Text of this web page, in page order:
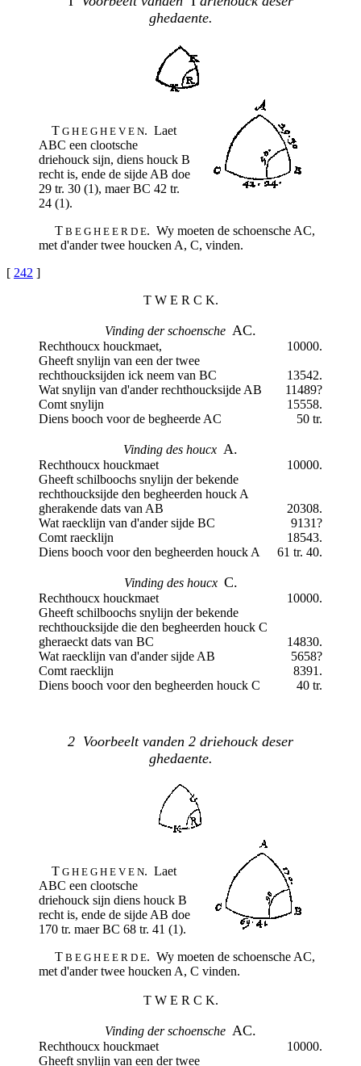
ghedaente.
T G H E G H E V E N. Laet
ABC een clootsche
driehouck sijn, diens houck B
recht is, ende de sijde AB doe
29 tr. 30 (1), maer BC 42 tr.
24 (1).
T B E G H E E R D E. Wy moeten de schoensche AC,
met d'ander twee houcken A, C, vinden.
[ 242 ]
T W E R C K.
Vinding der schoensche AC.
Rechthoucx houckmaet,
10000.
Gheeft snylijn van een der twee
rechthoucksijden ick neem van BC
13542.
Wat snylijn van d'ander rechthoucksijde AB
11489?
Comt snylijn
15558.
Diens booch voor de begheerde AC
50 tr.
Vinding des houcx A.
Rechthoucx houckmaet
10000.
Gheeft schilboochs snylijn der bekende
rechthoucksijde den begheerden houck A
gherakende dats van AB
20308.
Wat raecklijn van d'ander sijde BC
9131?
Comt raecklijn
18543.
Diens booch voor den begheerden houck A
61 tr. 40.
Vinding des houcx C.
Rechthoucx houckmaet
10000.
Gheeft schilboochs snylijn der bekende
rechthoucksijde die den begheerden houck C
gheraeckt dats van BC
14830.
Wat raecklijn van d'ander sijde AB
5658?
Comt raecklijn
8391.
Diens booch voor den begheerden houck C
40 tr.
2 Voorbeelt vanden 2 driehouck deser
ghedaente.
T G H E G H E V E N. Laet
ABC een clootsche
driehouck sijn diens houck B
recht is, ende de sijde AB doe
170 tr. maer BC 68 tr. 41 (1).
T B E G H E E R D E. Wy moeten de schoensche AC,
met d'ander twee houcken A, C vinden.
T W E R C K.
Vinding der schoensche AC.
Rechthoucx houckmaet
10000.
Gheeft snylijn van een der twee